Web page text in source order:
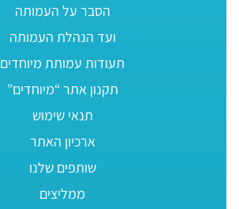
הסבר על העמותה
ועד הנהלת העמותה
תעודות עמותת מיוחדים
תקנון אתר “מיוחדים”
תנאי שימוש
ארכיון האתר
שותפים שלנו
ממליצים